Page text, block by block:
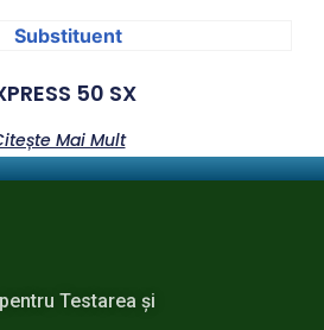
50 SX
Mai Mult
Testarea şi